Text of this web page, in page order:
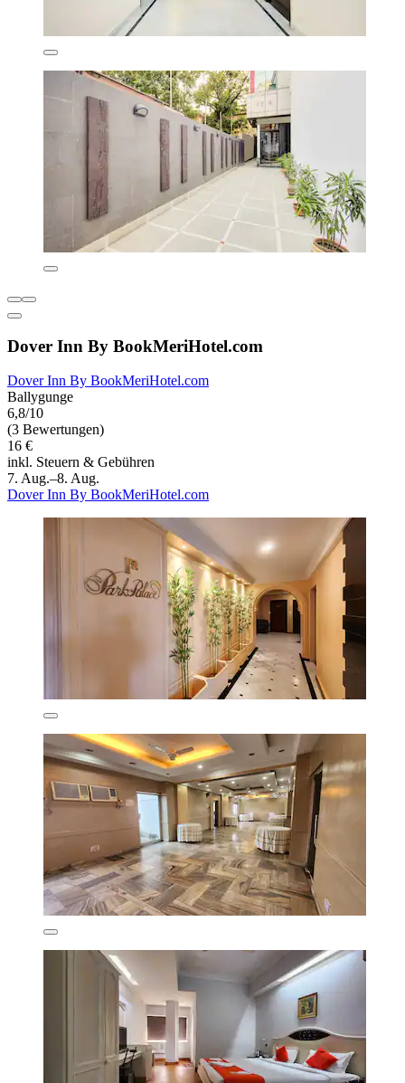
Dover Inn By BookMeriHotel.com
Dover Inn By BookMeriHotel.com
Ballygunge
6,8/10
(3 Bewertungen)
16 €
inkl. Steuern & Gebühren
7. Aug.–8. Aug.
Dover Inn By BookMeriHotel.com